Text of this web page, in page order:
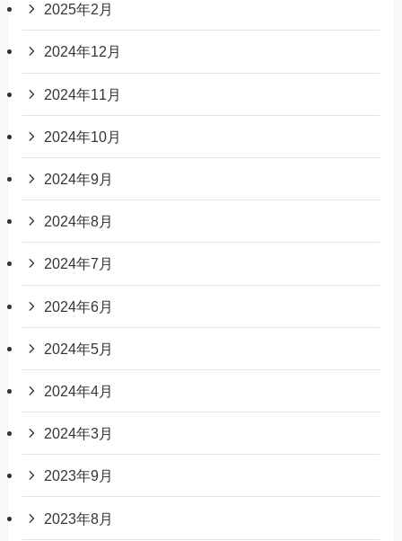
2025年2月
2024年12月
2024年11月
2024年10月
2024年9月
2024年8月
2024年7月
2024年6月
2024年5月
2024年4月
2024年3月
2023年9月
2023年8月